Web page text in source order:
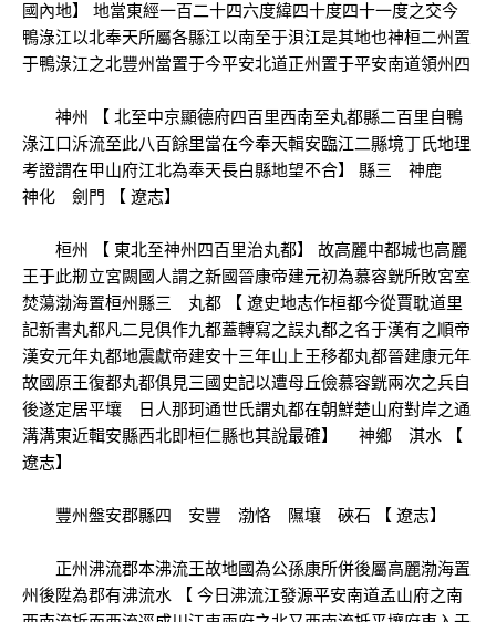
國內地】 地當東經一百二十四六度緯四十度四十一度之交今
鴨淥江以北奉天所屬各縣江以南至于浿江是其地也神桓二州置
于鴨淥江之北豐州當置于今平安北道正州置于平安南道領州四
神州 【 北至中京顯德府四百里西南至丸都縣二百里自鴨
淥江口泝流至此八百餘里當在今奉天輯安臨江二縣境丁氏地理
考證謂在甲山府江北為奉天長白縣地望不合】 縣三 神鹿
神化 劍門 【 遼志】
桓州 【 東北至神州四百里治丸都】 故高麗中都城也高麗
王于此剏立宮闕國人謂之新國晉康帝建元初為慕容皝所敗宮室
焚蕩渤海置桓州縣三 丸都 【 遼史地志作桓都今從賈耽道里
記新書丸都凡二見俱作九都蓋轉寫之誤丸都之名于漢有之順帝
漢安元年丸都地震獻帝建安十三年山上王移都丸都晉建康元年
故國原王復都丸都俱見三國史記以遭母丘儉慕容皝兩次之兵自
後遂定居平壤 日人那珂通世氏謂丸都在朝鮮楚山府對岸之通
溝溝東近輯安縣西北即桓仁縣也其說最確】 神鄉 淇水 【
遼志】
豐州盤安郡縣四 安豐 渤恪 隰壤 硤石 【 遼志】
正州沸流郡本沸流王故地國為公孫康所併後屬高麗渤海置
州後陞為郡有沸流水 【 今日沸流江發源平安南道孟山府之南